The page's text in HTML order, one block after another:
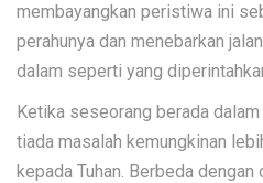
membayangkan peristiwa ini
perahunya dan menebarkan
dalam seperti yang
Ketika seseorang berada
tiada masalah kemungkinan
kepada Tuhan. Berbeda